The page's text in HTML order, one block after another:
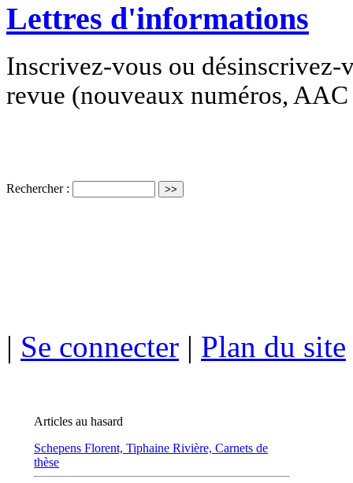
Lettres d'informations
Inscrivez-vous ou
revue (nouveaux numéros,
Rechercher :
| Se connecter | Plan du site
Articles au hasard
Schepens Florent, Tiphaine Rivière, Carnets de
thèse